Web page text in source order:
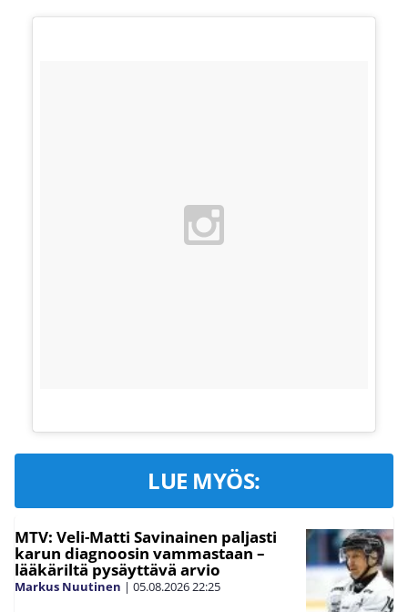
LUE MYÖS:
MTV: Veli-Matti Savinainen paljasti
karun diagnoosin vammastaan –
lääkäriltä pysäyttävä arvio
Markus Nuutinen | 05.08.202622:25